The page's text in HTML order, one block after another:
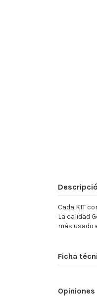
Cada KIT
La calidad
más usado
Ficha
Opiniones